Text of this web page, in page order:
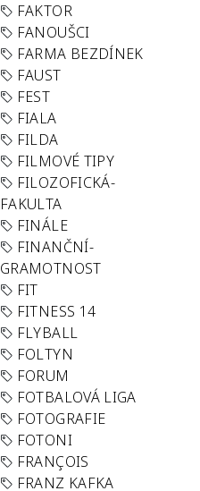
FAKTOR
FANOUŠCI
FARMA BEZDÍNEK
FAUST
FEST
FIALA
FILDA
FILMOVÉ TIPY
FILOZOFICKÁ-
FAKULTA
FINÁLE
FINANČNÍ-
GRAMOTNOST
FIT
FITNESS 14
FLYBALL
FOLTYN
FORUM
FOTBALOVÁ LIGA
FOTOGRAFIE
FOTONI
FRANÇOIS
FRANZ KAFKA